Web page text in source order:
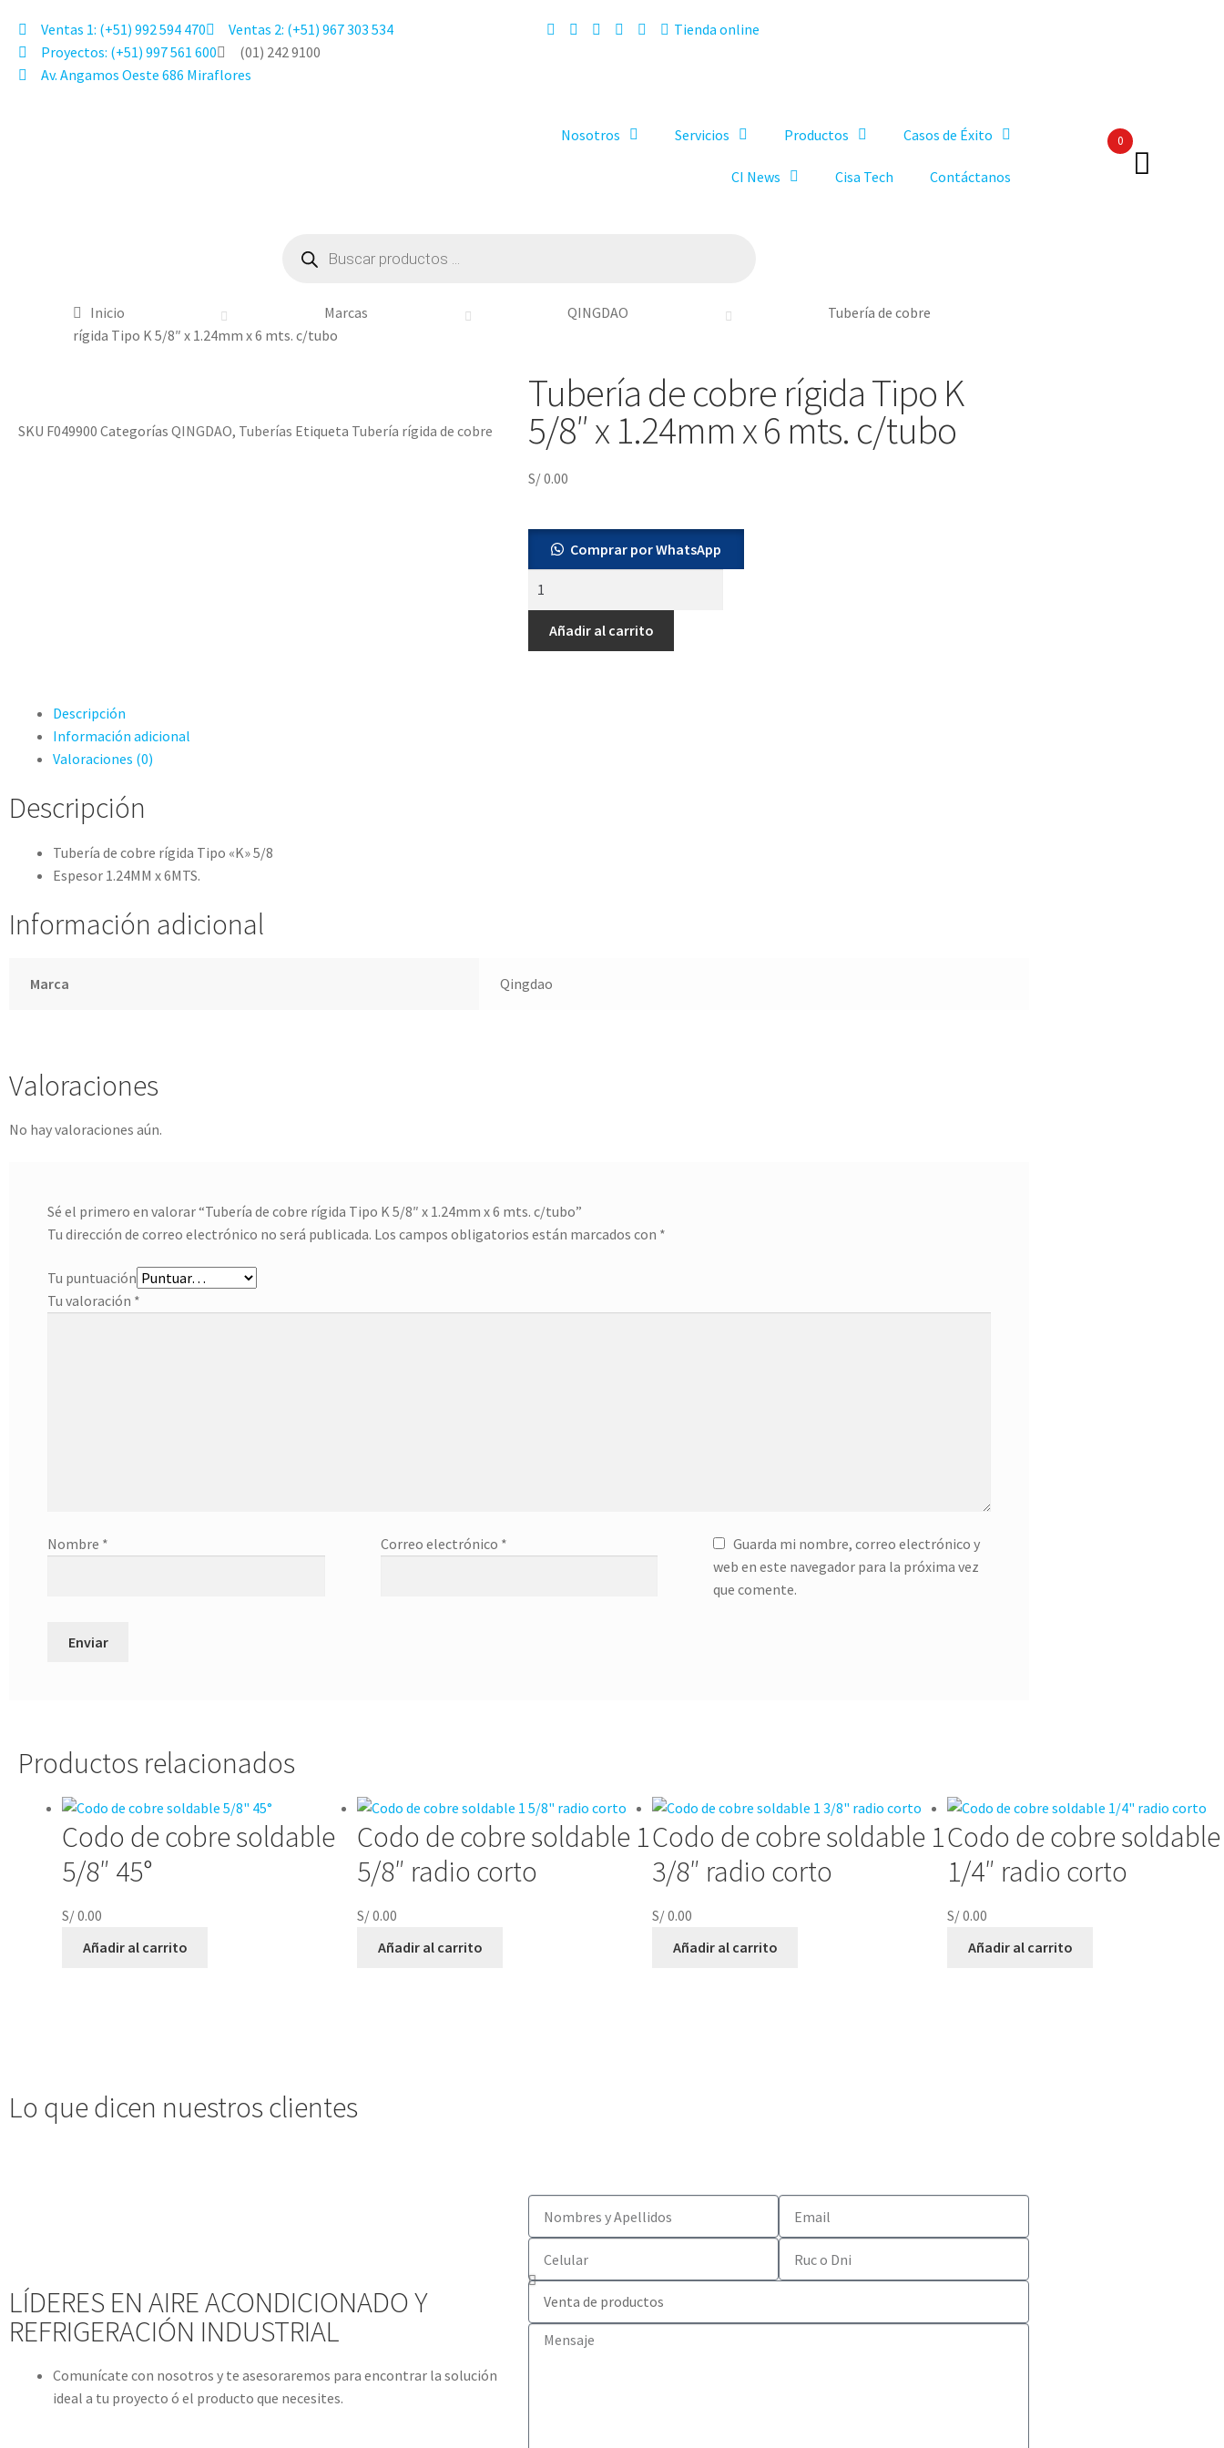
Ventas 1: (+51) 992 594 470
Ventas 2: (+51) 967 303 534
Proyectos: (+51) 997 561 600
(01) 242 9100
Av. Angamos Oeste 686 Miraflores
Tienda online
Nosotros Servicios Productos Casos de Éxito
CI News Cisa Tech Contáctanos
Inicio Marcas QINGDAO
Tubería de cobre
rígida Tipo K 5/8″ x 1.24mm x 6 mts. c/tubo
SKU F049900 Categorías QINGDAO, Tuberías Etiqueta Tubería rígida de cobre
Tubería de cobre rígida Tipo K
5/8″ x 1.24mm x 6 mts. c/tubo
S/0.00
Comprar por WhatsApp
Añadir al carrito
Descripción
Información adicional
Valoraciones (0)
Descripción
Tubería de cobre rígida Tipo «K» 5/8
Espesor 1.24MM x 6MTS.
Información adicional
Marca Qingdao
Valoraciones
No hay valoraciones aún.
Sé el primero en valorar “Tubería de cobre rígida Tipo K 5/8″ x 1.24mm x 6 mts. c/tubo”
Tu dirección de correo electrónico no será publicada. Los campos obligatorios están marcados con *
Tu puntuación
Tu valoración *
Nombre * Correo electrónico *
Guarda mi nombre, correo electrónico y
web en este navegador para la próxima vez
que comente.
Productos relacionados
Codo de cobre soldable
5/8″ 45°
S/0.00
Añadir al carrito
Codo de cobre soldable 1
5/8″ radio corto
S/0.00
Añadir al carrito
Codo de cobre soldable 1
3/8″ radio corto
S/0.00
Añadir al carrito
Codo de cobre soldable
1/4″ radio corto
S/0.00
Añadir al carrito
Lo que dicen nuestros clientes
LÍDERES EN AIRE ACONDICIONADO Y
REFRIGERACIÓN INDUSTRIAL
Comunícate con nosotros y te asesoraremos para encontrar la solución
ideal a tu proyecto ó el producto que necesites.
0